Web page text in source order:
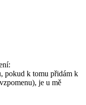
pokud k tomu přidám k
je u mě